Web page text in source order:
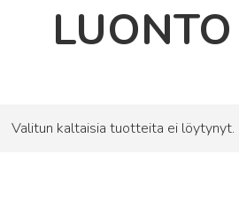
Valitun kaltaisia tuotteita ei löytynyt.